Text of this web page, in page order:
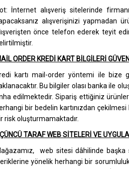
İnternet alışveriş sitelerinde
alışverişinizi yapmadan
önce telefon ederek teyit
ORDER KREDİ KART BİLGİLERİ
kartı mail-order yöntemi ile bize
Bu bilgiler olası banka ile
edilmektedir. Sipariş ettiğiniz
bir bedelin kartınızdan
risk oluşturmamaktadır.
TARAF WEB SİTELERİ VE
web sitesi dâhilinde başka
yönelik herhangi bir